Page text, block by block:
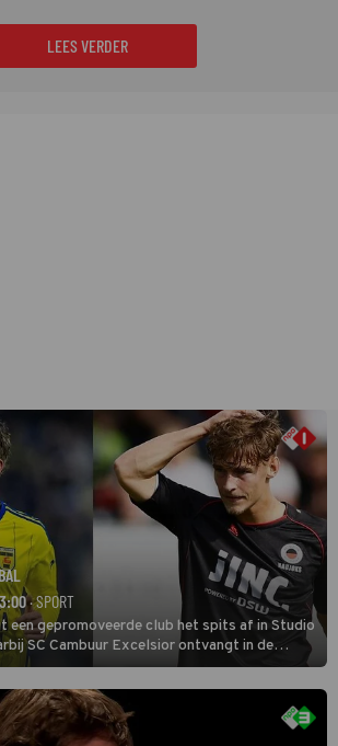
LEES VERDER
· SPORT
een gepromoveerde club het spits af in Studio
SC Cambuur Excelsior ontvangt in de
het nieuwe Eredivisieseizoen. De nieuwe
Plat en hij wil aanvallend voetballen.